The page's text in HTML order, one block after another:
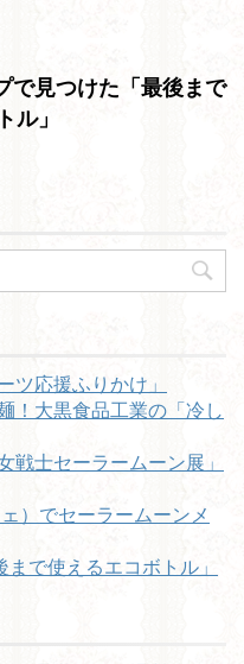
で見つけた「最後まで
ル」
ツ応援ふりかけ」
！大黒食品工業の「冷し
戦士セーラームーン展」
）でセーラームーンメ
で使えるエコボトル」